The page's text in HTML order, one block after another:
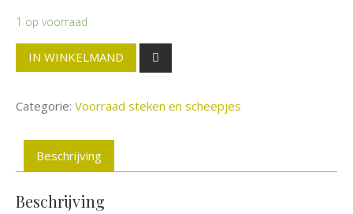
1 op voorraad
IN WINKELMAND
Categorie: Voorraad steken en scheepjes
Beschrijving
Beschrijving